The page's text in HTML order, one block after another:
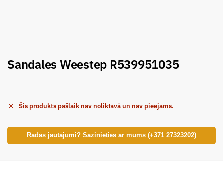
Sandales Weestep R539951035
Šis produkts pašlaik nav noliktavā un nav pieejams.
Radās jautājumi? Sazinieties ar mums (+371 27323202)